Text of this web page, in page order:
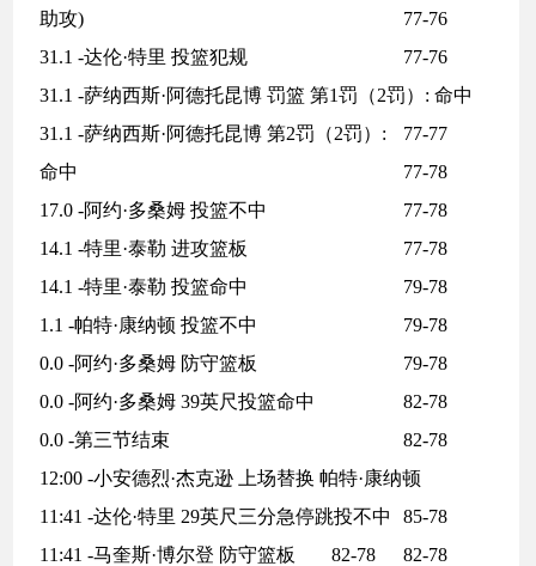
助攻)
77-76
31.1 -达伦·特里 投篮犯规
77-76
31.1 -萨纳西斯·阿德托昆博 罚篮 第1罚（2罚）: 命中
77-77
31.1 -萨纳西斯·阿德托昆博 第2罚（2罚）:
命中
77-78
17.0 -阿约·多桑姆 投篮不中
77-78
14.1 -特里·泰勒 进攻篮板
77-78
14.1 -特里·泰勒 投篮命中
79-78
1.1 -帕特·康纳顿 投篮不中
79-78
0.0 -阿约·多桑姆 防守篮板
79-78
0.0 -阿约·多桑姆 39英尺投篮命中
82-78
0.0 -第三节结束
82-78
12:00 -小安德烈·杰克逊 上场替换 帕特·康纳顿
85-78
11:41 -达伦·特里 29英尺三分急停跳投不中
82-78
11:41 -马奎斯·博尔登 防守篮板
82-78